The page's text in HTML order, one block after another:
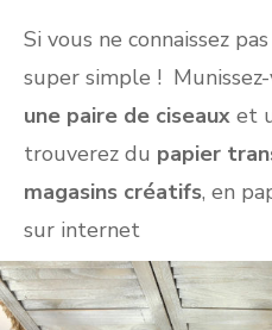
Si vous ne connaissez
super simple ! Munissez-
une paire de ciseaux et
trouverez du papier
magasins créatifs, en
sur internet